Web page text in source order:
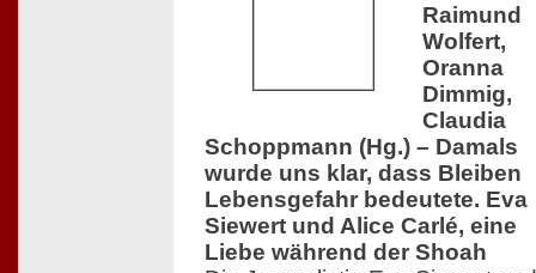
Raimund
Wolfert,
Oranna
Dimmig,
Claudia
Schoppmann (Hg.) – Damals
wurde uns klar, dass Bleiben
Lebensgefahr bedeutete. Eva
Siewert und Alice Carlé, eine
Liebe während der Shoah